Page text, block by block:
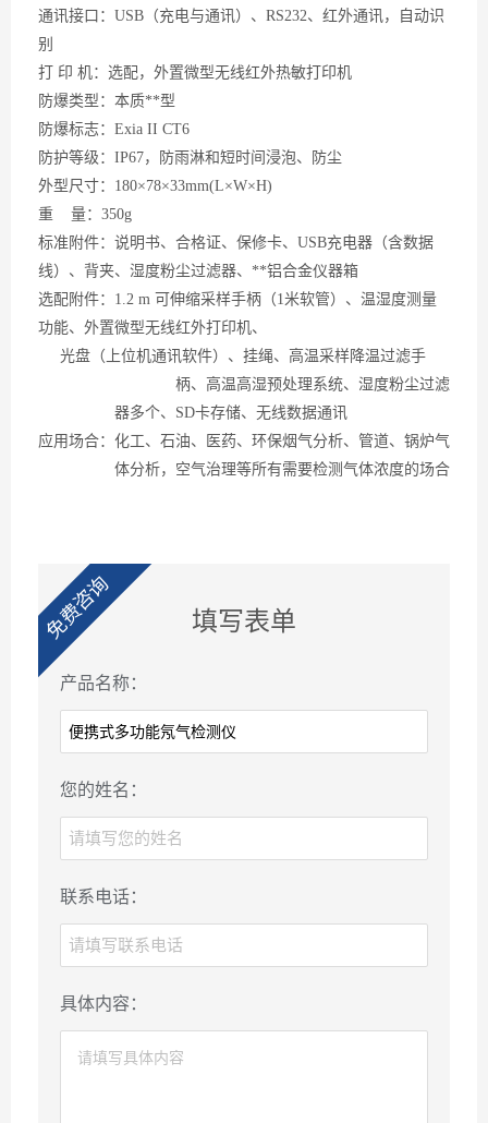
通讯接口： USB（充电与通讯）、RS232、红外通讯，自动识
别
打
印 机：选配，外置微型无线红外热敏打印机
防爆类型：本质**型
防爆标志： Exia II CT6
防护等级： IP67，防雨淋和短时间浸泡、防尘
外型尺寸： 180×78×33mm(L×W×H)
重 量：350g
标准附件：说明书、合格证、保修卡、 USB充电器（含数据
线）、背夹、湿度粉尘过滤器、**铝合金仪器箱
选配附件： 1.2 m 可伸缩采样手柄（1米软管）、温湿度测量
功能、外置微型无线红外打印机、
光盘（上位机通讯软件）、挂绳、高温采样降温过滤手
柄、高温高湿预处理系统、湿度粉尘过滤
器多个、 SD卡存储、无线数据通讯
应用场合：化工、石油、医药、环保烟气分析、管道、锅炉气
体分析，空气治理等所有需要检测气体浓度的场合
免费咨询 填写表单
产品名称：
您的姓名：
联系电话：
具体内容：